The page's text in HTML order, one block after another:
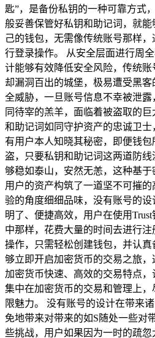
匙”，是备份私钥的一种可靠方式
般妥善保管好私钥和助记词，就
己的钱包，无需像传统账号那样
行登录操作。 从安全层面进行周
计能够有效降低安全风险，传统
却漏洞百出的城堡，极易遭受黑
全威胁，一旦账号信息不幸被泄
同待宰的羔羊，面临着被盗取的
和助记词如同守护资产的忠诚卫
有用户本人知晓其秘密，即便钱
盗，只要私钥和助记词这两道防
够稳如泰山，安然无恙，这种基
用户的资产构筑了一道坚不可摧
验的角度细细品味，没有账号的设
明了、便捷高效，用户在使用
中那样，花费大量的时间去进行
操作，只需轻松创建钱包，并认
够立即开启加密货币的交易之旅
加密货币快速、高效的交易特点
集中在加密货币的交易和管理上
限魅力。 没有账号的设计在带来
免地带来对带来的如S随处一些对
些挑战，用户如果因为一时的疏